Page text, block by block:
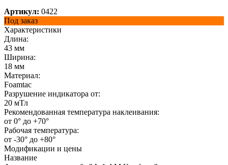
Артикул: 0422
Под заказ
Характеристики
Длина:
43 мм
Ширина:
18 мм
Материал:
Foamtac
Разрушение индикатора от:
20 мТл
Рекомендованная температура наклеивания:
от 0° до +70°
Рабочая температура:
от -30° до +80°
Модификации и цены
Название